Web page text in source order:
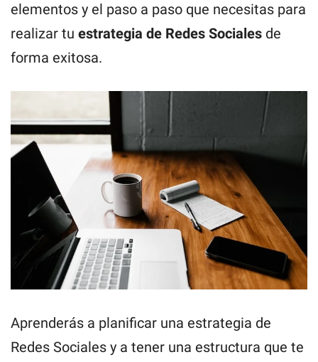
elementos y el paso a paso que necesitas para
realizar tu estrategia de Redes Sociales de
forma exitosa.
Aprenderás a planificar una estrategia de
Redes Sociales y a tener una estructura que te